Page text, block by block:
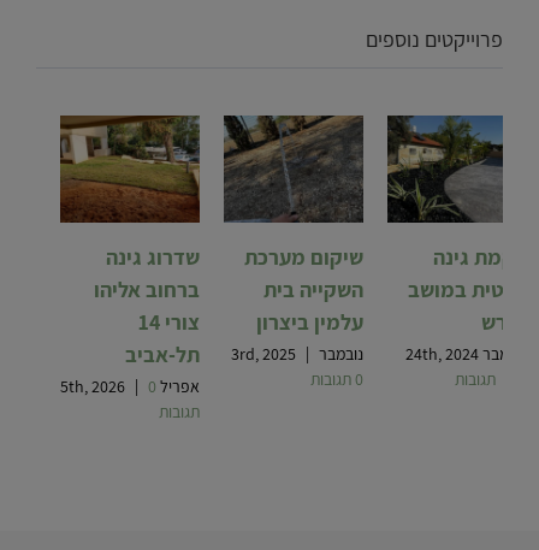
פרוייקטים נוספים
שדרוג גינה
ברחוב אליהו
צורי 14
תל-אביב
אפריל 5th, 2026 | 0
תגובות
שיקום מערכת
השקייה בית
עלמין ביצרון
נובמבר 3rd, 2025 |
0 תגובות
הקמת גינה
פרטית במושב
ישרש
נובמבר 24th, 2024